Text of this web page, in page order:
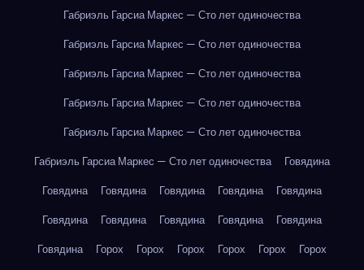
Габриэль Гарсиа Маркес — Сто лет одиночества
Габриэль Гарсиа Маркес — Сто лет одиночества
Габриэль Гарсиа Маркес — Сто лет одиночества
Габриэль Гарсиа Маркес — Сто лет одиночества
Габриэль Гарсиа Маркес — Сто лет одиночества
Габриэль Гарсиа Маркес — Сто лет одиночества
Говядина
Говядина
Говядина Говядина Говядина
Говядина
Говядина
Говядина Говядина Говядина
Говядина
Говядина
Горох Горох Горох Горох Горох
Горох